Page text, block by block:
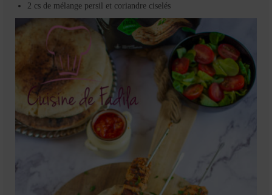
2 cs de mélange persil et coriandre ciselés